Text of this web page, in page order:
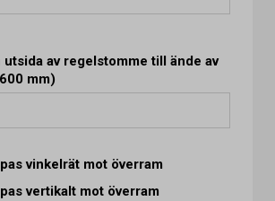
utsida av regelstomme till ände av
mm)
vinkelrät mot överram
vertikalt mot överram